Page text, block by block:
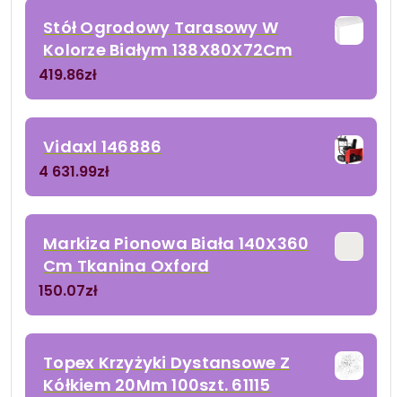
Stół Ogrodowy Tarasowy W
Kolorze Białym 138X80X72Cm
419.86zł
Vidaxl 146886
4 631.99zł
Markiza Pionowa Biała 140X360
Cm Tkanina Oxford
150.07zł
Topex Krzyżyki Dystansowe Z
Kółkiem 20Mm 100szt. 61115